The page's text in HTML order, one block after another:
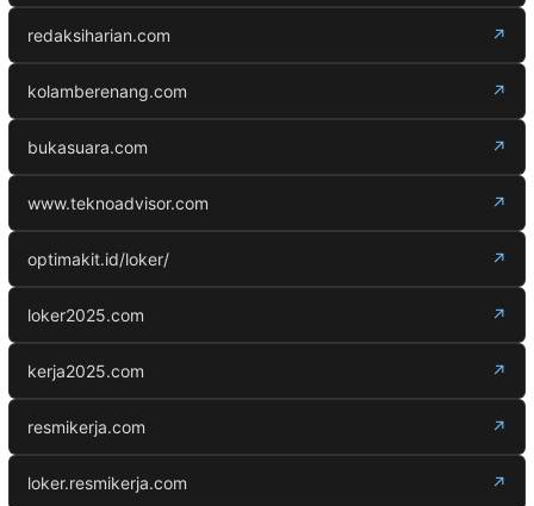
redaksiharian.com ↗
kolamberenang.com ↗
bukasuara.com ↗
www.teknoadvisor.com ↗
optimakit.id/loker/ ↗
loker2025.com ↗
kerja2025.com ↗
resmikerja.com ↗
loker.resmikerja.com ↗